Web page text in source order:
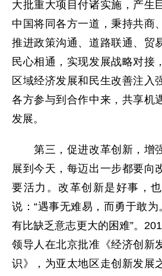
大批重大项目付诸实施，产生
中国将同各方一道，秉持共商
推进政策沟通、道路联通、贸
民心相通，实现发展战略对接
区域经济发展和民生改善注入
各方参与到合作中来，共享机
发展。
第三，促进改革创新，增
展到今天，每迈出一步都要向
要活力。改革创新是好事，
说：“遇事无难易，而勇于敢为
有比缺乏意志更大的困难”。
领导人在北京批准《经济创新
识》，为亚太地区走创新发展